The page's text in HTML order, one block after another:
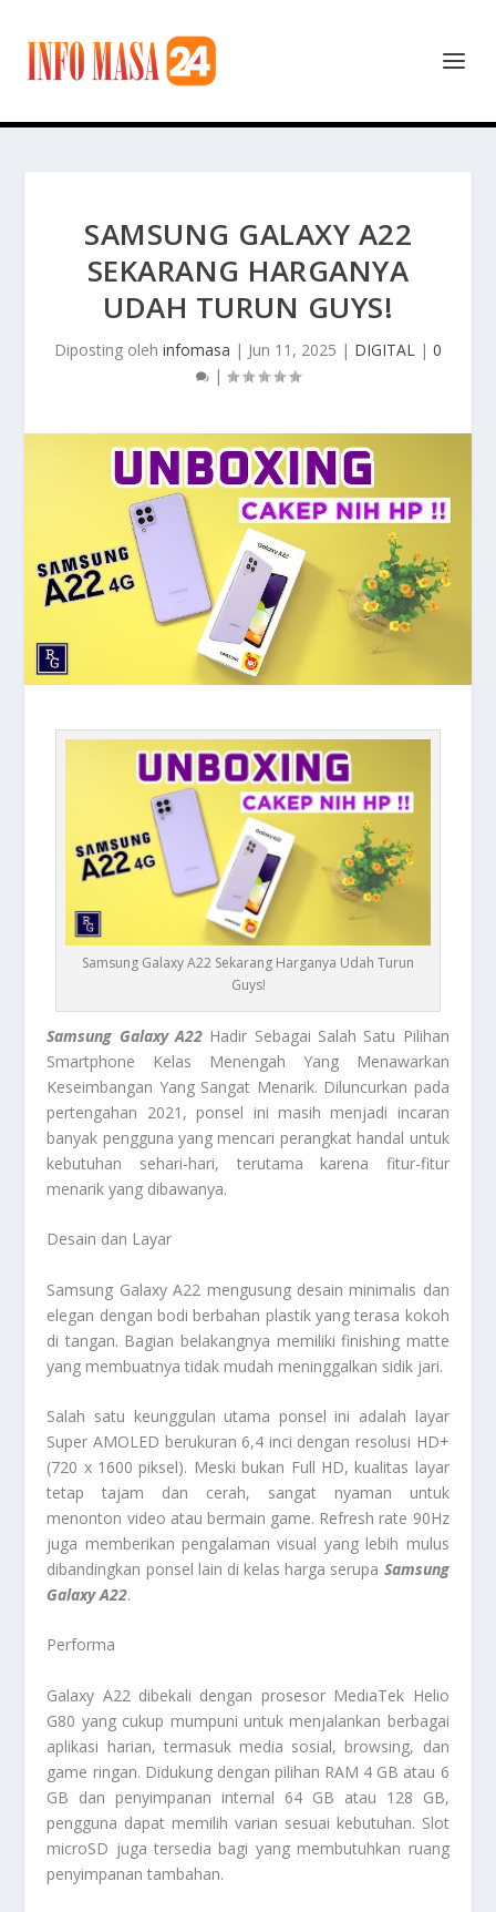
SAMSUNG GALAXY A22
SEKARANG HARGANYA
UDAH TURUN GUYS!
Diposting oleh infomasa | Jun 11, 2025 | DIGITAL | 0
|
Samsung Galaxy A22 Sekarang Harganya Udah Turun
Guys!
Samsung Galaxy A22 Hadir Sebagai Salah Satu Pilihan
Smartphone Kelas Menengah Yang Menawarkan
Keseimbangan Yang Sangat Menarik. Diluncurkan pada
pertengahan 2021, ponsel ini masih menjadi incaran
banyak pengguna yang mencari perangkat handal untuk
kebutuhan sehari-hari, terutama karena fitur-fitur
menarik yang dibawanya.
Desain dan Layar
Samsung Galaxy A22 mengusung desain minimalis dan
elegan dengan bodi berbahan plastik yang terasa kokoh
di tangan. Bagian belakangnya memiliki finishing matte
yang membuatnya tidak mudah meninggalkan sidik jari.
Salah satu keunggulan utama ponsel ini adalah layar
Super AMOLED berukuran 6,4 inci dengan resolusi HD+
(720 x 1600 piksel). Meski bukan Full HD, kualitas layar
tetap tajam dan cerah, sangat nyaman untuk
menonton video atau bermain game. Refresh rate 90Hz
juga memberikan pengalaman visual yang lebih mulus
dibandingkan ponsel lain di kelas harga serupa Samsung
Galaxy A22.
Performa
Galaxy A22 dibekali dengan prosesor MediaTek Helio
G80 yang cukup mumpuni untuk menjalankan berbagai
aplikasi harian, termasuk media sosial, browsing, dan
game ringan. Didukung dengan pilihan RAM 4 GB atau 6
GB dan penyimpanan internal 64 GB atau 128 GB,
pengguna dapat memilih varian sesuai kebutuhan. Slot
microSD juga tersedia bagi yang membutuhkan ruang
penyimpanan tambahan.